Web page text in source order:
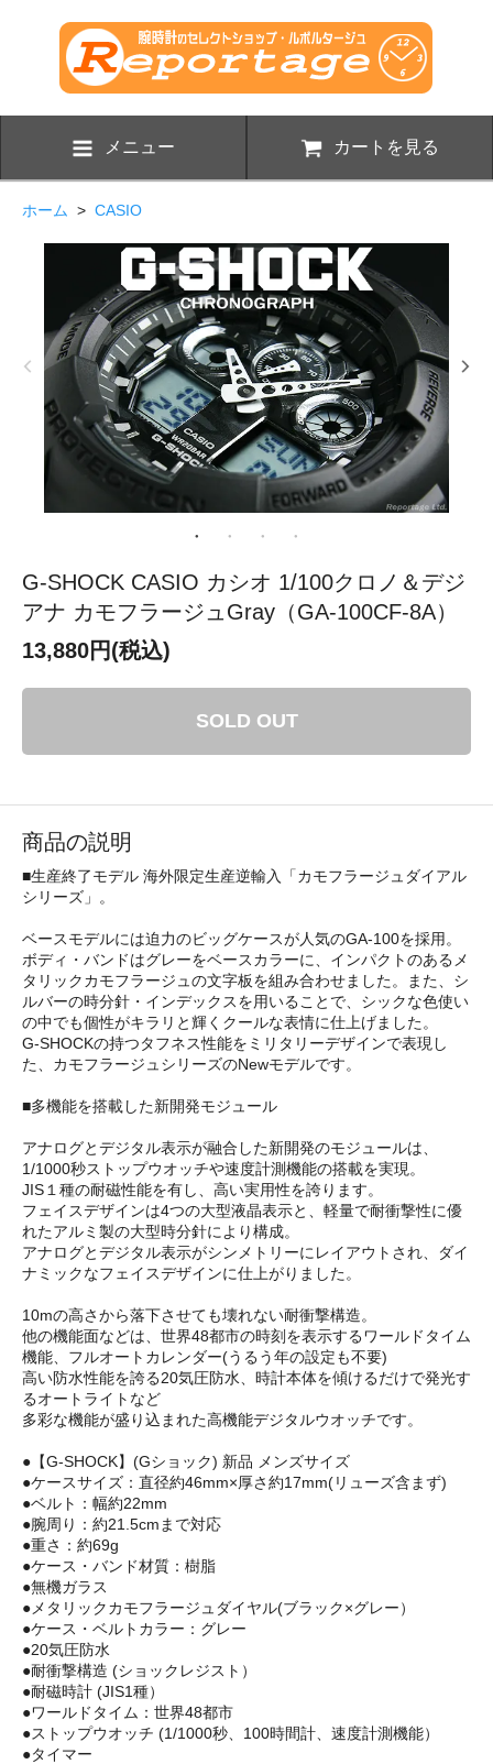
メニュー カートを見る
ホーム > CASIO
G-SHOCK CASIO カシオ 1/100クロノ＆デジ
アナ カモフラージュGray（GA-100CF-8A）
13,880円(税込)
SOLD OUT
商品の説明
■生産終了モデル 海外限定生産逆輸入「カモフラージュダイアル
シリーズ」。
ベースモデルには迫力のビッグケースが人気のGA-100を採用。
ボディ・バンドはグレーをベースカラーに、インパクトのあるメ
タリックカモフラージュの文字板を組み合わせました。また、シ
ルバーの時分針・インデックスを用いることで、シックな色使い
の中でも個性がキラリと輝くクールな表情に仕上げました。
G-SHOCKの持つタフネス性能をミリタリーデザインで表現し
た、カモフラージュシリーズのNewモデルです。
■多機能を搭載した新開発モジュール
アナログとデジタル表示が融合した新開発のモジュールは、
1/1000秒ストップウオッチや速度計測機能の搭載を実現。
JIS１種の耐磁性能を有し、高い実用性を誇ります。
フェイスデザインは4つの大型液晶表示と、軽量で耐衝撃性に優
れたアルミ製の大型時分針により構成。
アナログとデジタル表示がシンメトリーにレイアウトされ、ダイ
ナミックなフェイスデザインに仕上がりました。
10mの高さから落下させても壊れない耐衝撃構造。
他の機能面などは、世界48都市の時刻を表示するワールドタイム
機能、フルオートカレンダー(うるう年の設定も不要)
高い防水性能を誇る20気圧防水、時計本体を傾けるだけで発光す
るオートライトなど
多彩な機能が盛り込まれた高機能デジタルウオッチです。
●【G-SHOCK】(Gショック) 新品 メンズサイズ
●ケースサイズ：直径約46mm×厚さ約17mm(リューズ含まず)
●ベルト：幅約22mm
●腕周り：約21.5cmまで対応
●重さ：約69g
●ケース・バンド材質：樹脂
●無機ガラス
●メタリックカモフラージュダイヤル(ブラック×グレー）
●ケース・ベルトカラー：グレー
●20気圧防水
●耐衝撃構造 (ショックレジスト）
●耐磁時計 (JIS1種）
●ワールドタイム：世界48都市
●ストップウオッチ (1/1000秒、100時間計、速度計測機能）
●タイマー